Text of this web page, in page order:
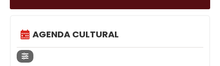
AGENDA CULTURAL